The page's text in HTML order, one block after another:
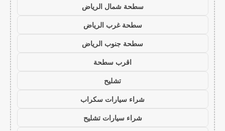
سطحة شمال الرياض
سطحة غرب الرياض
سطحة جنوب الرياض
اقرب سطحة
تشليح
شراء سيارات سكراب
شراء سيارات تشليح